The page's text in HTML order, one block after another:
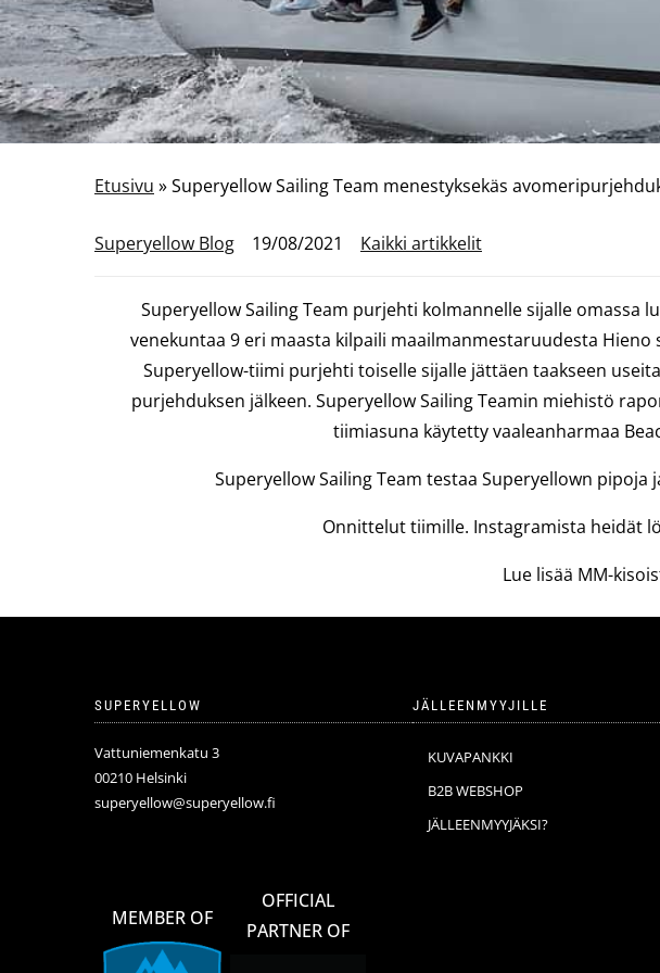
Etusivu »Superyellow Sailing Team menestyksekäs
Superyellow Blog 19/08/2021 Kaikki artikkelit
Superyellow Sailing Team purjehti kolmannelle sijalle omassa
venekuntaa 9 eri maasta kilpaili maailmanmestaruudesta
Superyellow-tiimi purjehti toiselle sijalle jättäen taakseen
purjehduksen jälkeen. Superyellow Sailing Teamin miehistö
tiimiasuna käytetty vaaleanharmaa
Superyellow Sailing Team testaa Superyellown
Onnittelut tiimille. Instagramista heidät
Lue lisää MM-
SUPERYELLOW
Vattuniemenkatu 3
00210 Helsinki
superyellow@superyellow.fi
MEMBER OF
OFFICIAL
PARTNER OF
JÄLLEENMYYJILLE
KUVAPANKKI
B2B WEBSHOP
JÄLLEENMYYJÄKSI?